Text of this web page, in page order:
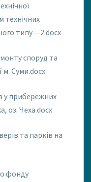
технічних
типу —2.docx
споруд та
м. Суми.docx
у прибережних
оз. Чеха.docx
та парків на
фонду